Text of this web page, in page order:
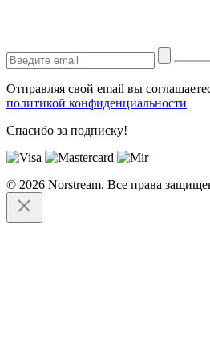
Отправляя свой email вы
политикой конфиденциальности
Спасибо за подписку!
© 2026 Norstream. Все права